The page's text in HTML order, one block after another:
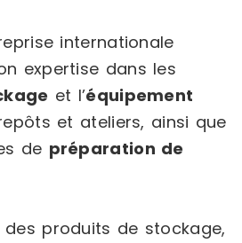
internationale
expertise dans les
et l’équipement
et ateliers, ainsi que
de préparation de
produits de stockage,